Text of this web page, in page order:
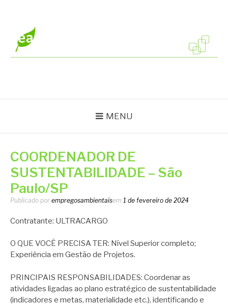
conteúdo
MENU
COORDENADOR DE
SUSTENTABILIDADE – São
Paulo/SP
Publicado por empregosambientaisem 1 de fevereiro de 2024
Contratante: ULTRACARGO
O QUE VOCÊ PRECISA TER: Nível Superior completo;
Experiência em Gestão de Projetos.
PRINCIPAIS RESPONSABILIDADES: Coordenar as
atividades ligadas ao plano estratégico de sustentabilidade
(indicadores e metas, materialidade etc.), identificando e